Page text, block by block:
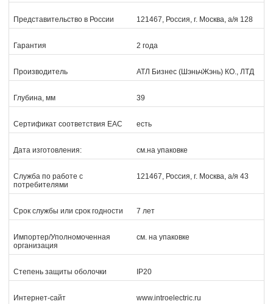
Представительство в России 121467, Россия, г. Москва, а/я 128
Гарантия 2 года
Производитель АТЛ Бизнес (ШэньчЖэнь) КО., ЛТД
Глубина, мм 39
Сертификат соответствия EAC есть
Дата изготовления: см.на упаковке
Служба по работе с
потребителями
121467, Россия, г. Москва, а/я 43
Срок службы или срок годности 7 лет
Импортер/Уполномоченная
организация
см. на упаковке
Степень защиты оболочки IP20
Интернет-сайт www.introelectric.ru